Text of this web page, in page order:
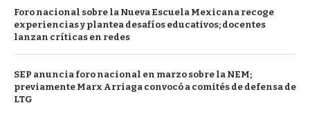
Foro nacional sobre la Nueva Escuela Mexicana recoge
experiencias y plantea desafíos educativos; docentes
lanzan críticas en redes
SEP anuncia foro nacional en marzo sobre la NEM;
previamente Marx Arriaga convocó a comités de defensa de
LTG